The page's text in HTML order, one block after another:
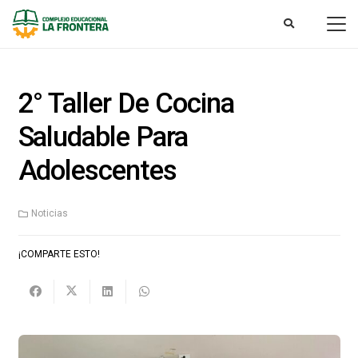
2° Taller De Cocina
Saludable Para
Adolescentes
Noticias
¡COMPARTE ESTO!